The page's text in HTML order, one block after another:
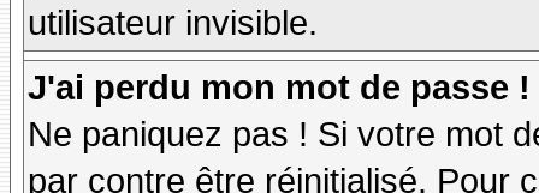
utilisateur invisible.
J'ai perdu mon mot de passe !
Ne paniquez pas ! Si votre mot
par contre être réinitialisé. Pour